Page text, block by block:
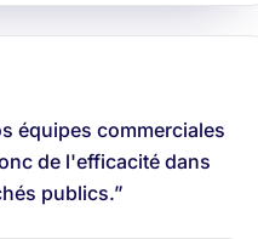
équipes commerciales
de l'efficacité dans
publics.”